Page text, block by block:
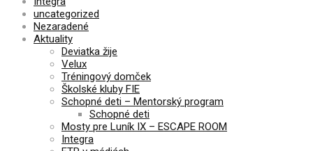
uncategorized
Nezaradené
Aktuality
Deviatka žije
Velux
Tréningový domček
Školské kluby FIE
Schopné deti – Mentorský program
Schopné deti
Mosty pre Luník IX – ESCAPE ROOM
Integra